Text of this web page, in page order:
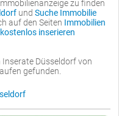
zu finden
und Suche Immobilie
auf den Seiten Immobilien
inserieren
Düsseldorf von
gefunden.